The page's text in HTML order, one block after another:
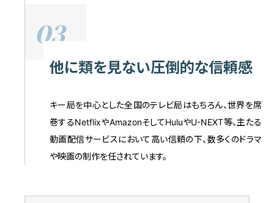
03
他に類を見ない圧倒的な信頼感
キー局を中心とした全国のテレビ局はもちろん、世界を席
巻するNetflixやAmazonそしてHuluやU-NEXT等、主たる
動画配信サービスにおいて高い信頼の下、数多くのドラマ
や映画の制作を任されています。